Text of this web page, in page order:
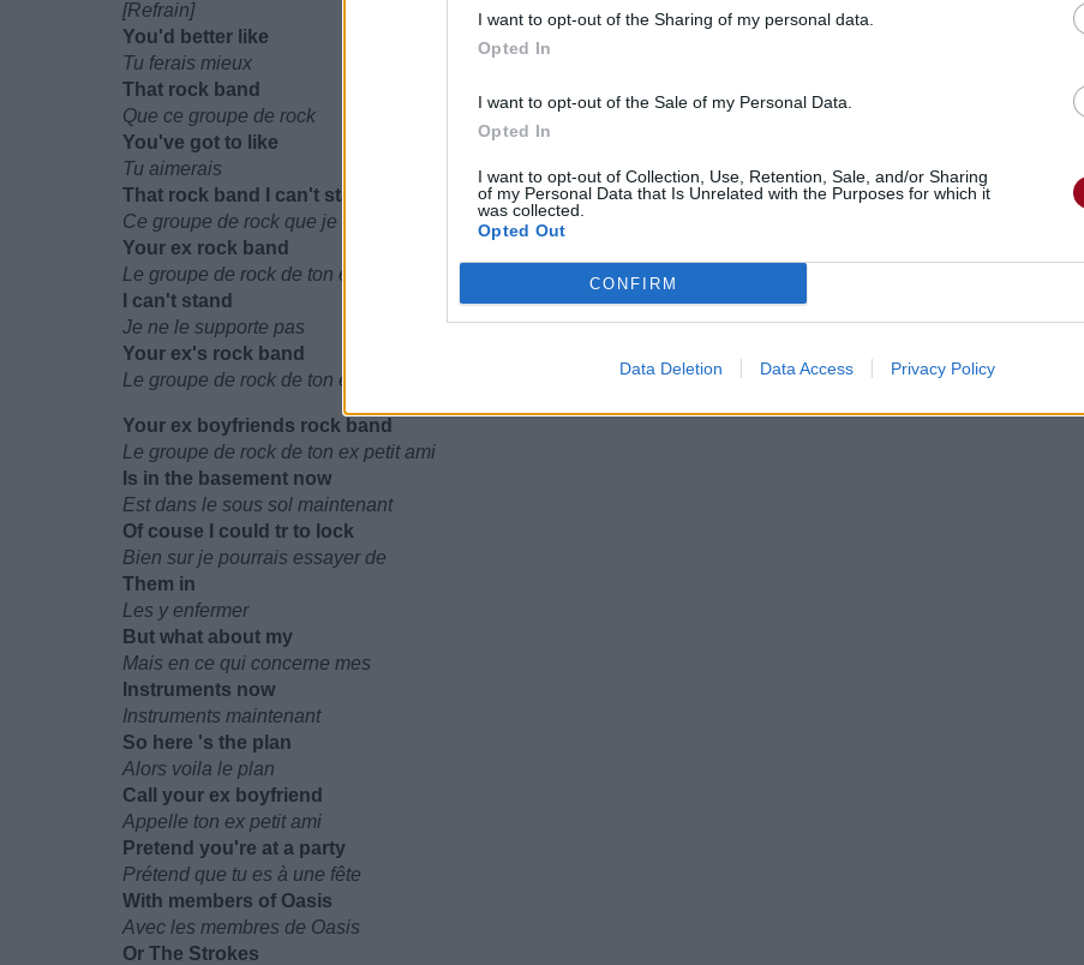
I want to opt-out of the Sharing of my personal data.
Opted In
I want to opt-out of the Sale of my Personal Data.
Opted In
I want to opt-out of Collection, Use, Retention, Sale, and/or Sharing
of my Personal Data that Is Unrelated with the Purposes for which it
was collected.
Opted Out
CONFIRM
Data Deletion Data Access Privacy Policy
[Refrain]
You'd better like
Tu ferais mieux
That rock band
Que ce groupe de rock
You've got to like
Tu aimerais
That rock band I can't stand
Ce groupe de rock que je ne peux pas supporter
Your ex rock band
Le groupe de rock de ton ex petit ami
I can't stand
Je ne le supporte pas
Your ex's rock band
Le groupe de rock de ton ex petit ami
Your ex boyfriends rock band
Le groupe de rock de ton ex petit ami
Is in the basement now
Est dans le sous sol maintenant
Of couse I could tr to lock
Bien sur je pourrais essayer de
Them in
Les y enfermer
But what about my
Mais en ce qui concerne mes
Instruments now
Instruments maintenant
So here 's the plan
Alors voila le plan
Call your ex boyfriend
Appelle ton ex petit ami
Pretend you're at a party
Prétend que tu es à une fête
With members of Oasis
Avec les membres de Oasis
Or The Strokes